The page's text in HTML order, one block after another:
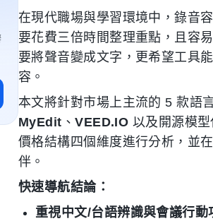
在現代職場與學習環境中，錄音
要花費三倍時間整理重點，且容
要將聲音變成文字，更希望工具
容。
本文將針對市場上主流的 5 款語
MyEdit 、VEED.IO 以及開源模型
價格結構四個維度進行分析，並
伴。
快速導航結論：
重視中文/台語辨識與會議行動